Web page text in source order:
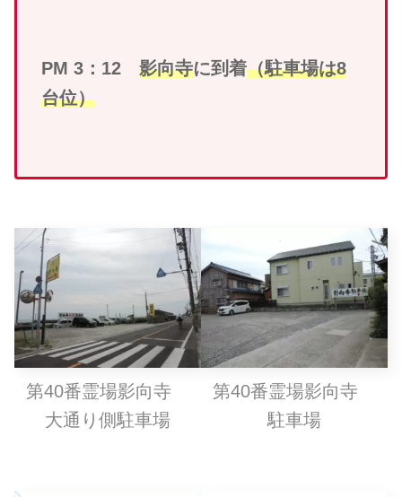
PM 3：12 影向寺に到着（駐車場は8
台位）
第40番霊場影向寺
大通り側駐車場
第40番霊場影向寺
駐車場